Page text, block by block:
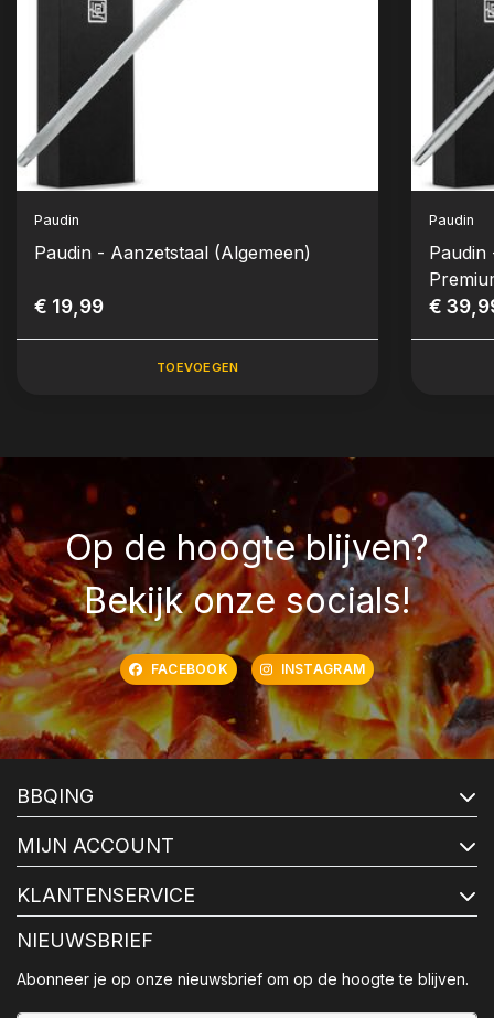
Paudin
Paudin - Aanzetstaal (Algemeen)
€ 19,99
TOEVOEGEN
Paudin
Paudin
€
Op de hoogte blijven?
Bekijk onze socials!
FACEBOOK INSTAGRAM
BBQING
MIJN ACCOUNT
KLANTENSERVICE
NIEUWSBRIEF
Abonneer je op onze nieuwsbrief om op de hoogte te blijven.